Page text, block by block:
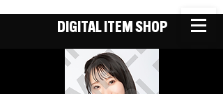
DIGITAL ITEM SHOP